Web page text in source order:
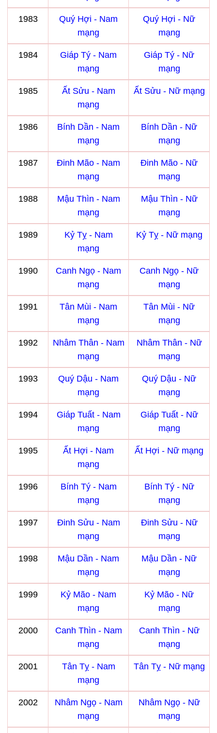
1983
Quý Hợi - Nam
mạng
Quý Hợi - Nữ
mạng
1984
Giáp Tý - Nam
mạng
Giáp Tý - Nữ
mạng
1985
Ất Sửu - Nam
mạng
Ất Sửu - Nữ mạng
1986
Bính Dần - Nam
mạng
Bính Dần - Nữ
mạng
1987
Đinh Mão - Nam
mạng
Đinh Mão - Nữ
mạng
1988
Mậu Thìn - Nam
mạng
Mậu Thìn - Nữ
mạng
1989
Kỷ Tỵ - Nam
mạng
Kỷ Tỵ - Nữ mạng
1990
Canh Ngọ - Nam
mạng
Canh Ngọ - Nữ
mạng
1991
Tân Mùi - Nam
mạng
Tân Mùi - Nữ
mạng
1992
Nhâm Thân - Nam
mạng
Nhâm Thân - Nữ
mạng
1993
Quý Dậu - Nam
mạng
Quý Dậu - Nữ
mạng
1994
Giáp Tuất - Nam
mạng
Giáp Tuất - Nữ
mạng
1995
Ất Hợi - Nam
mạng
Ất Hợi - Nữ mạng
1996
Bính Tý - Nam
mạng
Bính Tý - Nữ
mạng
1997
Đinh Sửu - Nam
mạng
Đinh Sửu - Nữ
mạng
1998
Mậu Dần - Nam
mạng
Mậu Dần - Nữ
mạng
1999
Kỷ Mão - Nam
mạng
Kỷ Mão - Nữ
mạng
2000
Canh Thìn - Nam
mạng
Canh Thìn - Nữ
mạng
2001
Tân Tỵ - Nam
mạng
Tân Tỵ - Nữ mạng
2002
Nhâm Ngọ - Nam
mạng
Nhâm Ngọ - Nữ
mạng